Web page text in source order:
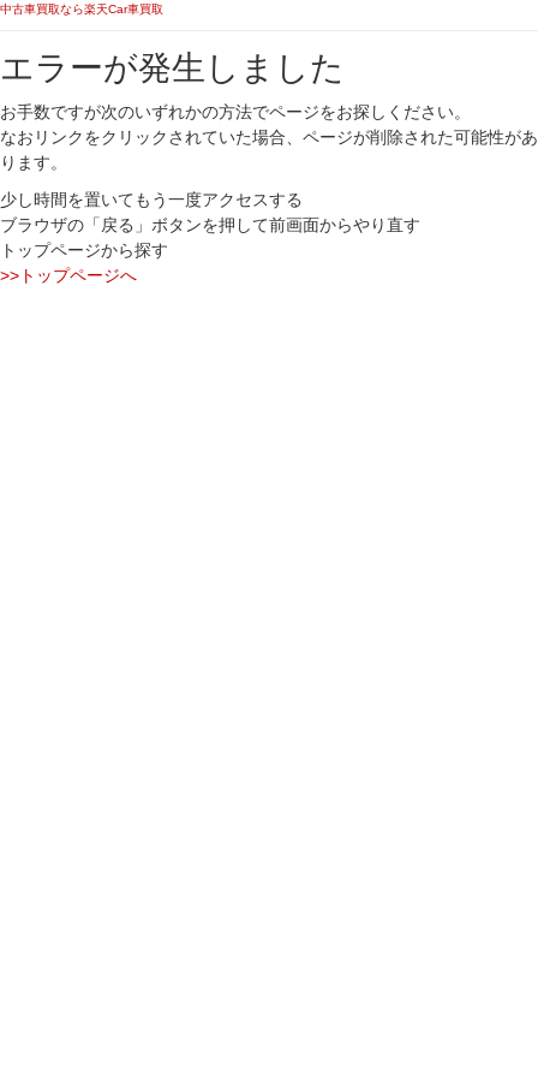
中古車買取なら楽天Car車買取
エラーが発生しました
お手数ですが次のいずれかの方法でページをお探しください。
なおリンクをクリックされていた場合、ページが削除された可能性があ
ります。
少し時間を置いてもう一度アクセスする
ブラウザの「戻る」ボタンを押して前画面からやり直す
トップページから探す
>>トップページへ